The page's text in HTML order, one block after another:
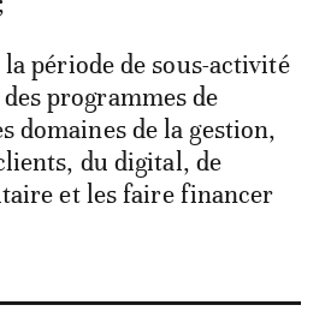
période de sous-activité
programmes de
domaines de la gestion,
du digital, de
et les faire financer